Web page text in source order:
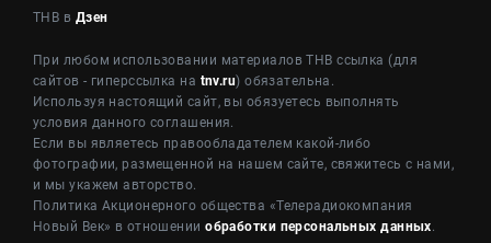
ТНВ в Дзен
При любом использовании материалов ТНВ ссылка (для
сайтов - гиперссылка на tnv.ru) обязательна.
Используя настоящий сайт, вы обязуетесь выполнять
условия данного соглашения.
Если вы являетесь правообладателем какой-либо
фотографии, размещенной на нашем сайте, свяжитесь с нами,
и мы укажем авторство.
Политика Акционерного общества «Телерадиокомпания
Новый Век» в отношенииобработки персональных данных.